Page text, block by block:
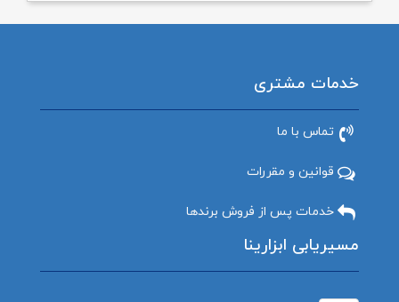
خدمات مشتری
تماس با ما
قوانین و مقررات
خدمات پس از فروش برندها
مسیریابی ابزارینا